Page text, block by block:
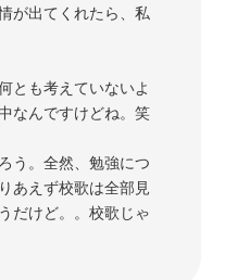
が出てくれたら、私
とも考えていないよ
なんですけどね。笑
う。全然、勉強につ
あえず校歌は全部見
だけど。。校歌じゃ